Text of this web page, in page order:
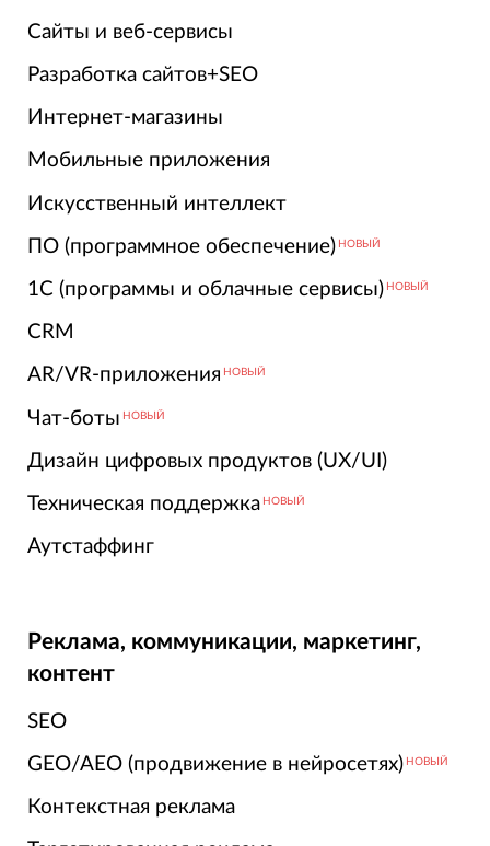
Сайты и веб-сервисы
Разработка сайтов+SEO
Интернет-магазины
Мобильные приложения
Искусственный интеллект
ПО (программное обеспечение) НОВЫЙ
1С (программы и облачные сервисы) НОВЫЙ
CRM
AR/VR-приложения НОВЫЙ
Чат-боты НОВЫЙ
Дизайн цифровых продуктов (UX/UI)
Техническая поддержка НОВЫЙ
Аутстаффинг
Реклама, коммуникации, маркетинг,
контент
SEO
GEO/AEO (продвижение в нейросетях) НОВЫЙ
Контекстная реклама